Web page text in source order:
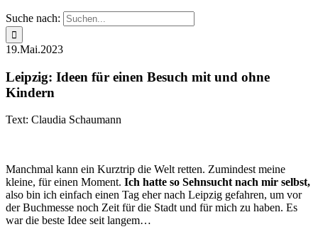
Suche nach:
19.Mai.2023
Leipzig: Ideen für einen Besuch mit und ohne
Kindern
Text: Claudia Schaumann
Manchmal kann ein Kurztrip die Welt retten. Zumindest meine
kleine, für einen Moment. Ich hatte so Sehnsucht nach mir selbst,
also bin ich einfach einen Tag eher nach Leipzig gefahren, um vor
der Buchmesse noch Zeit für die Stadt und für mich zu haben. Es
war die beste Idee seit langem…